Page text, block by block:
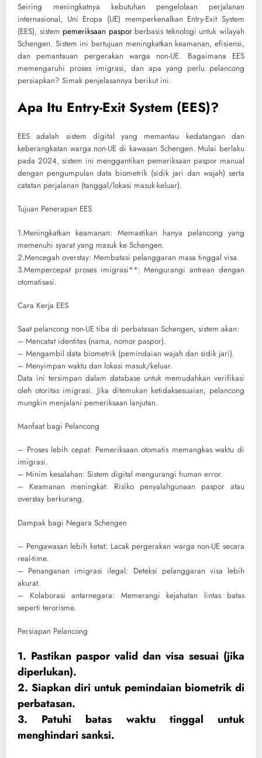
Seiring meningkatnya kebutuhan pengelolaan perjalanan
internasional, Uni Eropa (UE) memperkenalkan Entry-Exit System
(EES), sistem pemeriksaan pasporberbasis teknologi untuk wilayah
Schengen. Sistem ini bertujuan meningkatkan keamanan, efisiensi,
dan pemantauan pergerakan warga non-UE. Bagaimana EES
memengaruhi proses imigrasi, dan apa yang perlu pelancong
persiapkan? Simak penjelasannya berikut ini.
Apa Itu Entry-Exit System (EES)?
EES adalah sistem digital yang memantau kedatangan dan
keberangkatan warga non-UE di kawasan Schengen. Mulai berlaku
pada 2024, sistem ini menggantikan pemeriksaan paspor manual
dengan pengumpulan data biometrik (sidik jari dan wajah) serta
catatan perjalanan (tanggal/lokasi masuk-keluar).
Tujuan Penerapan EES
1.Meningkatkan keamanan: Memastikan hanya pelancong yang
memenuhi syarat yang masuk ke Schengen.
2.Mencegah overstay: Membatasi pelanggaran masa tinggal visa.
3.Mempercepat proses imigrasi**: Mengurangi antrean dengan
otomatisasi.
Cara Kerja EES
Saat pelancong non-UE tiba di perbatasan Schengen, sistem akan:
– Mencatat identitas (nama, nomor paspor).
– Mengambil data biometrik (pemindaian wajah dan sidik jari).
– Menyimpan waktu dan lokasi masuk/keluar.
Data ini tersimpan dalam database untuk memudahkan verifikasi
oleh otoritas imigrasi. Jika ditemukan ketidaksesuaian, pelancong
mungkin menjalani pemeriksaan lanjutan.
Manfaat bagi Pelancong
– Proses lebih cepat: Pemeriksaan otomatis memangkas waktu di
imigrasi.
– Minim kesalahan: Sistem digital mengurangi human error.
– Keamanan meningkat: Risiko penyalahgunaan paspor atau
overstay berkurang.
Dampak bagi Negara Schengen
– Pengawasan lebih ketat: Lacak pergerakan warga non-UE secara
real-time.
– Penanganan imigrasi ilegal: Deteksi pelanggaran visa lebih
akurat.
– Kolaborasi antarnegara: Memerangi kejahatan lintas batas
seperti terorisme.
Persiapan Pelancong
1. Pastikan paspor valid dan visa sesuai (jika
diperlukan).
2. Siapkan diri untuk pemindaian biometrik di
perbatasan.
3. Patuhi batas waktu tinggal untuk
menghindari sanksi.